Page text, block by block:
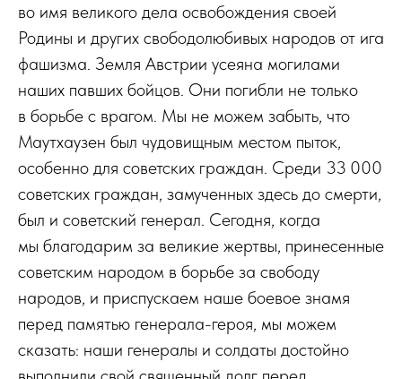
во имя великого дела освобождения своей
Родины и других свободолюбивых народов от ига
фашизма. Земля Австрии усеяна могилами
наших павших бойцов. Они погибли не только
в борьбе с врагом. Мы не можем забыть, что
Маутхаузен был чудовищным местом пыток,
особенно для советских граждан. Среди 33 000
советских граждан, замученных здесь до смерти,
был и советский генерал. Сегодня, когда
мы благодарим за великие жертвы, принесенные
советским народом в борьбе за свободу
народов, и приспускаем наше боевое знамя
перед памятью генерала-героя, мы можем
сказать: наши генералы и солдаты достойно